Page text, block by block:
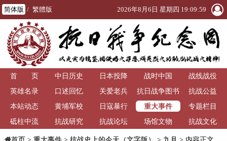
简体版 / 繁體版 2026年8月6日 星期四 19:09:59
首 页 中日历史 日本投降 战时中国
战线战役
英雄名录
口述回忆 关爱老兵
抗日战争图书
馆
抗战公益
本站动态
黄埔军校 日寇暴行 重大事件
专题栏目
砥柱中流
抗战研究 抗战论坛 场馆文物 抗战文化
首页> 重大事件> 抗战史上的今天（文字版） > 九月 > 内容正文